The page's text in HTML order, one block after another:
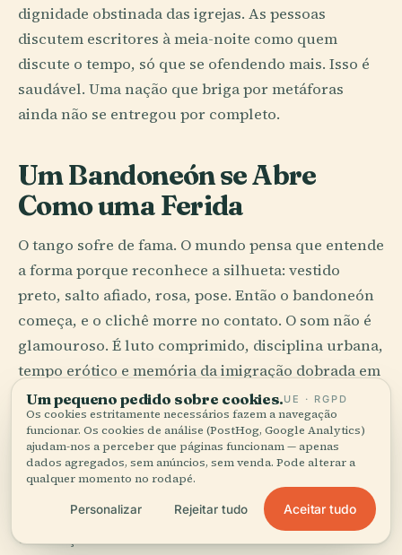
dignidade obstinada das igrejas. As pessoas
discutem escritores à meia-noite como quem
discute o tempo, só que se ofendendo mais. Isso é
saudável. Uma nação que briga por metáforas
ainda não se entregou por completo.
Um Bandoneón se Abre
Como uma Ferida
O tango sofre de fama. O mundo pensa que entende
a forma porque reconhece a silhueta: vestido
preto, salto afiado, rosa, pose. Então o bandoneón
começa, e o clichê morre no contato. O som não é
glamouroso. É luto comprimido, disciplina urbana,
tempo erótico e memória da imigração dobrada em
fole.
Buenos Aires tornou o tango famoso, mas também
o tornou exato. Os bairros importavam. Os códigos
importavam. Quem conduz, quem espera, quem
corta o compasso por meio fôlego: isso não é
decoração. É ética com música ao fundo.
Um pequeno pedido sobre cookies.UE · RGPD
Os cookies estritamente necessários fazem a navegação
funcionar. Os cookies de análise (PostHog, Google Analytics)
ajudam-nos a perceber que páginas funcionam — apenas
dados agregados, sem anúncios, sem venda. Pode alterar a
qualquer momento no rodapé.
Personalizar Rejeitar tudo Aceitar tudo